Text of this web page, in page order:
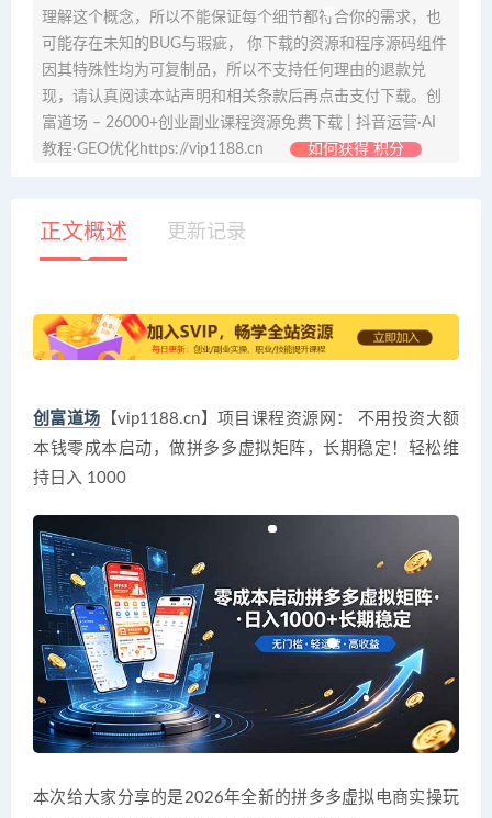
理解这个概念，所以不能保证每个细节都符合你的需求，也
可能存在未知的BUG与瑕疵， 你下载的资源和程序源码组件
因其特殊性均为可复制品，所以不支持任何理由的退款兑
现，请认真阅读本站声明和相关条款后再点击支付下载。创
富道场 – 26000+创业副业课程资源免费下载 | 抖音运营·AI
教程·GEO优化https://vip1188.cn
如何获得 积分
正文概述 更新记录
创富道场 【vip1188.cn】项目课程资源网： 不用投资大额
本钱零成本启动，做拼多多虚拟矩阵，长期稳定！轻松维
持日入 1000
本次给大家分享的是2026年全新的拼多多虚拟电商实操玩